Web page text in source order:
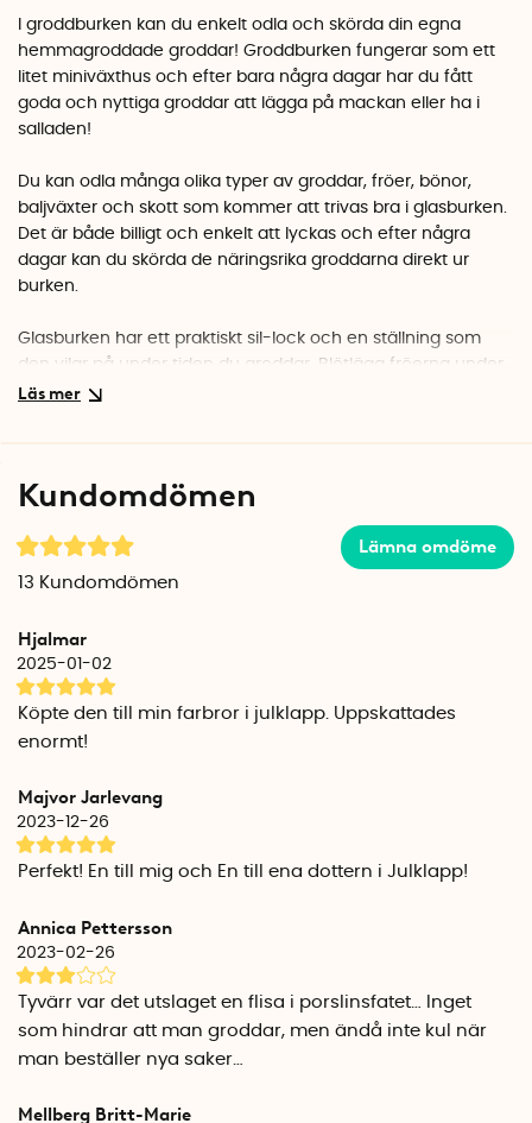
I groddburken kan du enkelt odla och skörda din egna
hemmagroddade groddar! Groddburken fungerar som ett
litet miniväxthus och efter bara några dagar har du fått
goda och nyttiga groddar att lägga på mackan eller ha i
salladen!
Du kan odla många olika typer av groddar, fröer, bönor,
baljväxter och skott som kommer att trivas bra i glasburken.
Det är både billigt och enkelt att lyckas och efter några
dagar kan du skörda de näringsrika groddarna direkt ur
burken.
Glasburken har ett praktiskt sil-lock och en ställning som
den vilar på under tiden du groddar. Blötlägg fröerna under
natten (ca 8-12 timmar) och häll av vattnet genom sil-
keramiska bottenplattan. Efter ca 2-5 dagar har groddarna
Glasburken rymmer 8 dl och levereras med både sil-lock,
inte stå i direkt solljus eller nära värmekällor under tiden
groddarna växer. När groddarna är färdiga kan du ställa in
hela glasburken i kylskåpet och de håller då upp till ca en
Alfalfa, mungbönor, linser, gula ärtor, vit quinoa och ärtskott.
Tips! Komplettera med fröer till groddburken ! Färdiga påsar
anpassade efter groddburken finns att köpa som tillbehör.
Volym glasburk: 8 dl
Mått glasburk: 13,5 cm x
Mått bottenplatta: 14 cm x 14 cm x 3 cm
Kundomdömen
Lämna omdöme
13 Kundomdömen
Hjalmar
2025-01-02
Köpte den till min farbror i julklapp. Uppskattades
enormt!
Majvor Jarlevang
2023-12-26
Perfekt! En till mig och En till ena dottern i Julklapp!
Annica Pettersson
2023-02-26
Tyvärr var det utslaget en flisa i porslinsfatet… Inget
som hindrar att man groddar, men ändå inte kul när
man beställer nya saker…
Mellberg Britt-Marie